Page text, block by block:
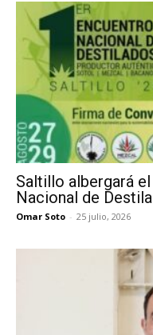
Saltillo albergará
Nacional de
Omar Soto - 25 julio, 2026